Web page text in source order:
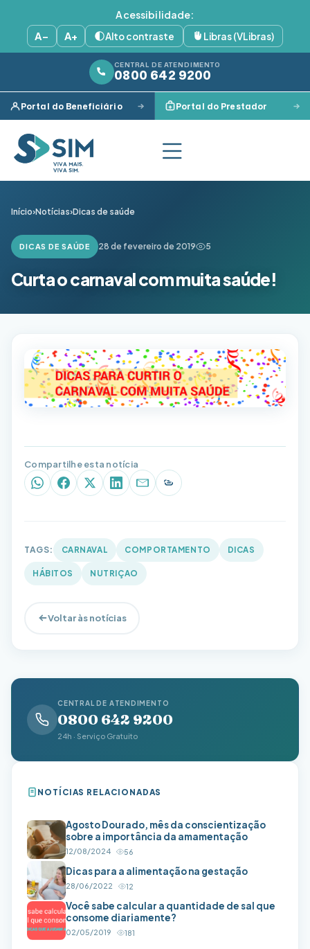
Acessibilidade:
A−
A+ Alto contraste Libras (VLibras)
CENTRAL DE ATENDIMENTO
0800 642 9200
Portal do Beneficiário Portal do Prestador
Início›Notícias›Dicas de saúde
DICAS DE SAÚDE 28 de fevereiro de 2019 5
Curta o carnaval com muita saúde!
Compartilhe esta notícia
WhatsAppFacebookX (Twitter)
LinkedInE-mailCopiar link
TAGS: CARNAVAL COMPORTAMENTO DICAS
HÁBITOS NUTRIÇAO
Voltar às notícias
CENTRAL DE ATENDIMENTO
0800 642 9200
24h · Serviço Gratuito
NOTÍCIAS RELACIONADAS
Agosto Dourado, mês da conscientização
sobre a importância da amamentação
12/08/2024 56
Dicas para a alimentação na gestação
28/06/2022 12
Você sabe calcular a quantidade de sal que
consome diariamente?
02/05/2019 181